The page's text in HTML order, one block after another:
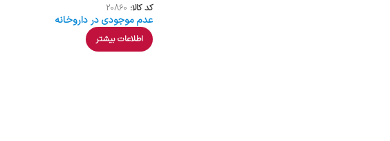
کد کالا: 20860
عدم موجودی در داروخانه
اطلاعات بیشتر